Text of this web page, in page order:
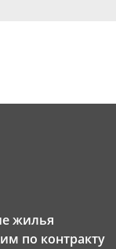
жилья
по контракту